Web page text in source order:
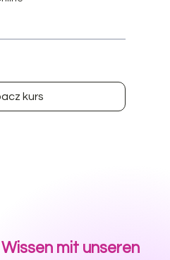
kurs
mit unseren